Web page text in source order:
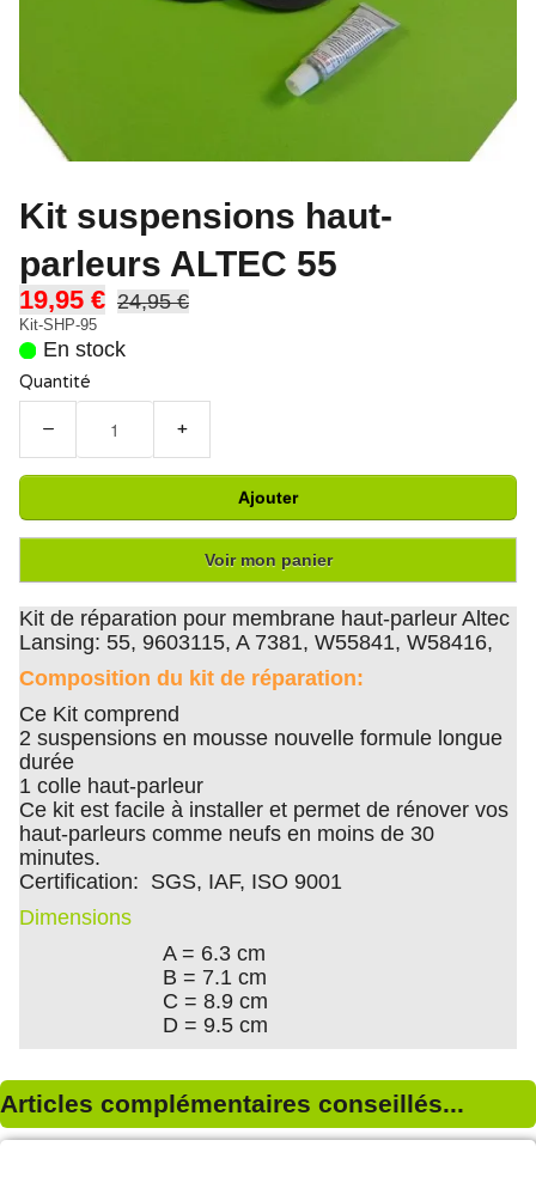
Kit suspensions haut-
parleurs ALTEC 55
19,95 € 24,95 €
Kit-SHP-95
En stock
Quantité
− +
Ajouter
Voir mon panier
Kit de réparation pour membrane haut-parleur Altec
Lansing: 55, 9603115, A 7381, W55841, W58416,
Composition du kit de réparation:
Ce Kit comprend
2 suspensions en mousse nouvelle formule longue
durée
1 colle haut-parleur
Ce kit est facile à installer et permet de rénover vos
haut-parleurs comme neufs en moins de 30
minutes.
Certification: SGS, IAF, ISO 9001
Dimensions
A = 6.3 cm
B = 7.1 cm
C = 8.9 cm
D = 9.5 cm
Articles complémentaires conseillés...